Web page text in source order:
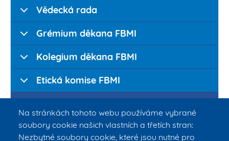
Na stránkách tohoto webu používáme vybrané
soubory cookie našich vlastních a třetích stran:
Nezbytné soubory cookie, které jsou nutné pro
Vědecká rada
Grémium děkana FBMI
Kolegium děkana FBMI
Etická komise FBMI
doc. Ing. Zoltán Szabó, Ph.D. - předseda
prof. MUDr. Leoš Navrátil, CSc., MBA, dr.h.c. - člen